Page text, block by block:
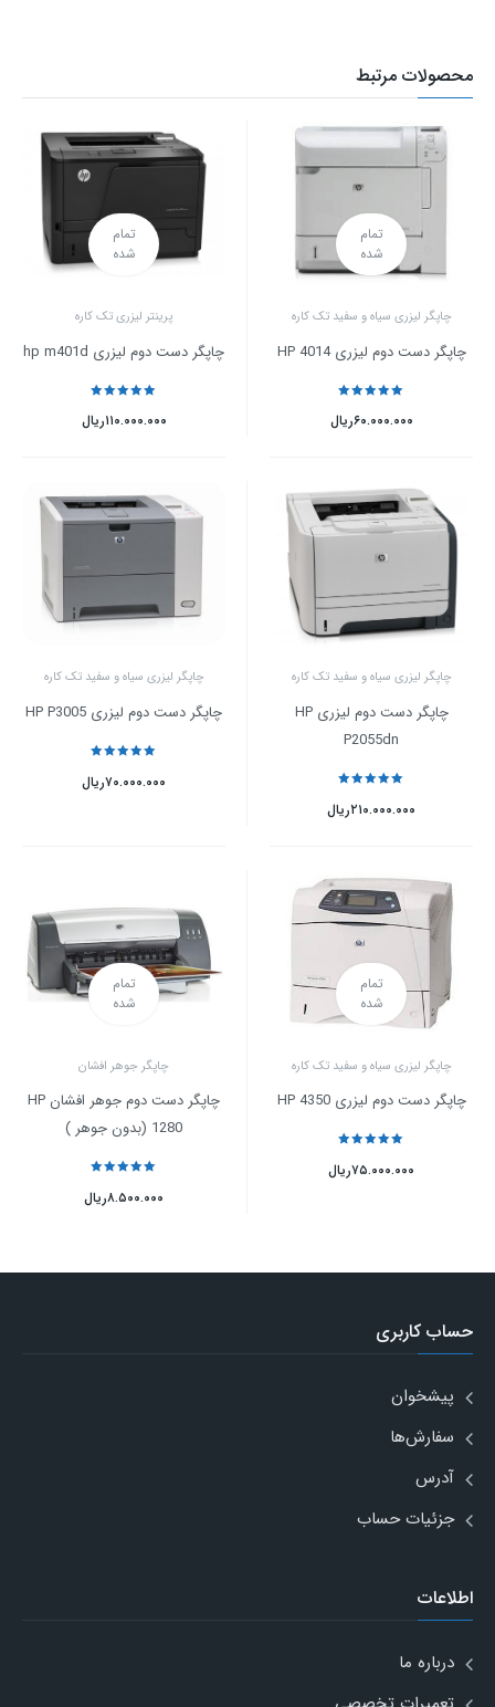
محصولات مرتبط
تمام
شده
چاپگر لیزری سیاه و سفید تک کاره
چاپگر دست دوم لیزری HP 4014
ریال۶۰.۰۰۰.۰۰۰
تمام
شده
پرینتر لیزری تک کاره
چاپگر دست دوم لیزری hp m401d
ریال۱۱۰.۰۰۰.۰۰۰
چاپگر لیزری سیاه و سفید تک کاره
چاپگر دست دوم لیزری HP
P2055dn
ریال۲۱۰.۰۰۰.۰۰۰
چاپگر لیزری سیاه و سفید تک کاره
چاپگر دست دوم لیزری HP P3005
ریال۷۰.۰۰۰.۰۰۰
تمام
شده
چاپگر لیزری سیاه و سفید تک کاره
چاپگر دست دوم لیزری HP 4350
ریال۷۵.۰۰۰.۰۰۰
تمام
شده
چاپگر جوهر افشان
چاپگر دست دوم جوهر افشان HP
1280 (بدون جوهر )
ریال۸.۵۰۰.۰۰۰
حساب کاربری
پیشخوان
سفارش‌ها
آدرس
جزئیات حساب
اطلاعات
درباره ما